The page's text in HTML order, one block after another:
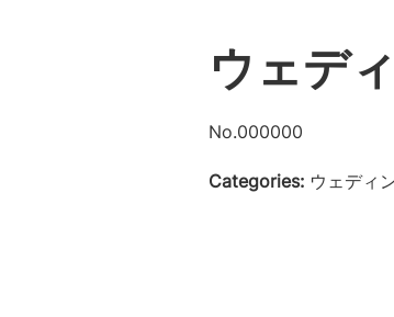
ウェデ
No.000000
Categories: ウェディ